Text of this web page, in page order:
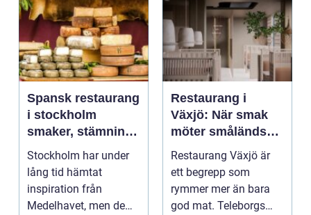
Spansk restaurang
i stockholm
smaker, stämning
och smarta val
Stockholm har under
lång tid hämtat
inspiration från
Medelhavet, men de
Restaurang i
Växjö: När smak
möter småländsk
sjöutsikt
Restaurang Växjö är
ett begrepp som
rymmer mer än bara
god mat. Teleborgs